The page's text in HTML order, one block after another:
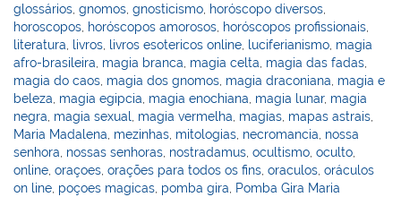
glossários,gnomos,gnosticismo, horóscopo diversos,
horoscopos, horóscopos amorosos, horóscopos profissionais,
literatura, livros, livros esotericos online, luciferianismo, magia
afro-brasileira, magia branca, magia celta, magia das fadas,
magia do caos, magia dos gnomos, magia draconiana, magia e
beleza, magia egipcia, magia enochiana, magia lunar, magia
negra, magia sexual, magia vermelha, magias, mapas astrais,
Maria Madalena, mezinhas, mitologias, necromancia, nossa
senhora, nossas senhoras, nostradamus,ocultismo,oculto,
online,oraçoes,orações para todos os fins,oraculos,oráculos
on line, poçoes magicas, pomba gira, Pomba Gira Maria